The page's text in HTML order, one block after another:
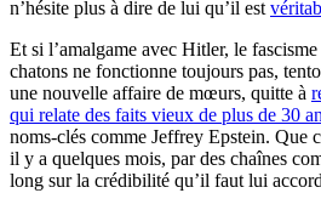
n’hésite plus à dire de lui qu’il est
Et si l’amalgame avec Hitler, le
chatons ne fonctionne toujours pas,
une nouvelle affaire de mœurs, quitte à
qui relate des faits vieux de plus de 30
noms-clés comme Jeffrey Epstein. Que
il y a quelques mois, par des chaînes
long sur la crédibilité qu’il faut lui